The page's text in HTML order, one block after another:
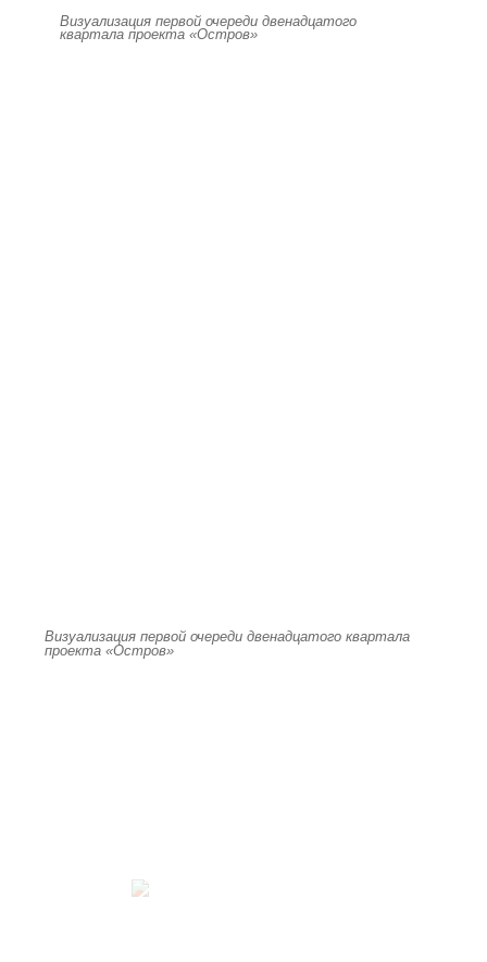
Визуализация первой очереди двенадцатого
квартала проекта «Остров»
Визуализация первой очереди двенадцатого квартала
проекта «Остров»